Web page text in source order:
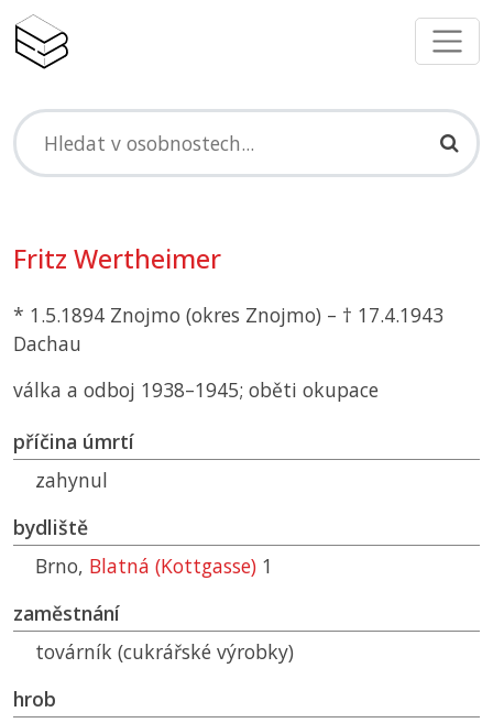
Fritz Wertheimer
* 1.5.1894 Znojmo (okres Znojmo) – † 17.4.1943
Dachau
válka a odboj 1938–1945; oběti okupace
příčina úmrtí
zahynul
bydliště
Brno, Blatná (Kottgasse) 1
zaměstnání
továrník (cukrářské výrobky)
hrob